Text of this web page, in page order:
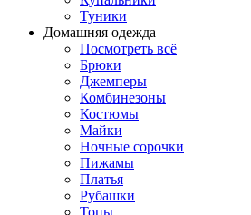
Туники
Домашняя одежда
Посмотреть всё
Брюки
Джемперы
Комбинезоны
Костюмы
Майки
Ночные сорочки
Пижамы
Платья
Рубашки
Топы